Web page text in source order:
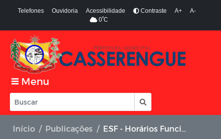
Telefones Ouvidoria Acessibilidade Contraste A+
A-
0ºC
Menu
Início Publicações ESF - Horários Funcionários